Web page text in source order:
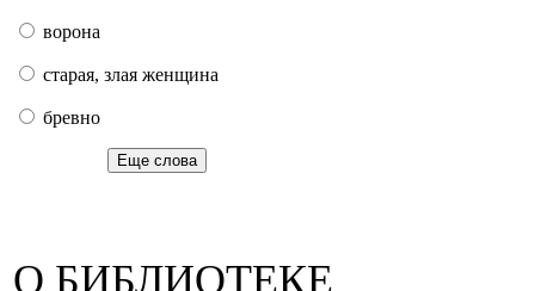
ворона
старая, злая женщина
бревно
Еще слова
О БИБЛИОТЕКЕ